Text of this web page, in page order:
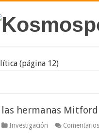
(página 12)
las hermanas Mitford
Investigación